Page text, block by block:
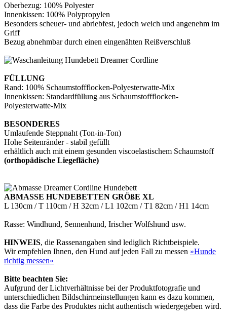
Oberbezug: 100% Polyester
Innenkissen: 100% Polypropylen
Besonders scheuer- und abriebfest, jedoch weich und angenehm im
Griff
Bezug abnehmbar durch einen eingenähten Reißverschluß
FÜLLUNG
Rand: 100% Schaumstoffflocken-Polyesterwatte-Mix
Innenkissen: Standardfüllung aus Schaumstoffflocken-
Polyesterwatte-Mix
BESONDERES
Umlaufende Steppnaht (Ton-in-Ton)
Hohe Seitenränder - stabil gefüllt
erhältlich auch mit einem gesunden viscoelastischem Schaumstoff
(orthopädische Liegefläche)
ABMASSE HUNDEBETTEN GRÖßE XL
L 130cm / T 110cm / H 32cm / L1 102cm / T1 82cm / H1 14cm
Rasse: Windhund, Sennenhund, Irischer Wolfshund usw.
HINWEIS, die Rassenangaben sind lediglich Richtbeispiele.
Wir empfehlen Ihnen, den Hund auf jeden Fall zu messen »Hunde
richtig messen«
Bitte beachten Sie:
Aufgrund der Lichtverhältnisse bei der Produktfotografie und
unterschiedlichen Bildschirmeinstellungen kann es dazu kommen,
dass die Farbe des Produktes nicht authentisch wiedergegeben wird.